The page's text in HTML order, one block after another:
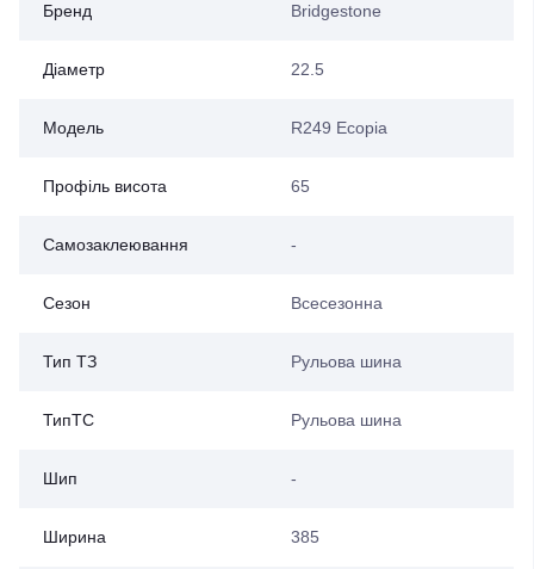
Бренд Bridgestone
Діаметр 22.5
Модель R249 Ecopia
Профіль висота 65
Самозаклеювання -
Сезон Всесезонна
Тип ТЗ Рульова шина
ТипТС Рульова шина
Шип -
Ширина 385